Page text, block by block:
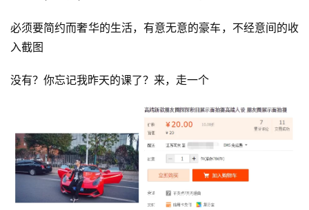
行
业
讯
眼
案
例
必须要简约而奢华的生活，有意无意的豪车，不经意间的收
入截图
没有？你忘记我昨天的课了？来，走一个